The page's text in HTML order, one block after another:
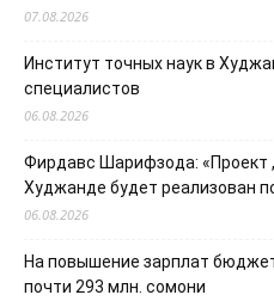
07.08.2026
Институт точных наук в
специалистов
06.08.2026
Фирдавс Шарифзода: «Проект
Худжанде будет реализован
06.08.2026
На повышение зарплат
почти 293 млн. сомони